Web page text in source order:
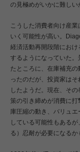
の見極めがいかに難しい
こうした消費者向け産
いく可能性が高い。
経済活動再開段階にお
するようになっていた
たところに、在庫補充
ったのだが、投資家は
したようだ。現在、そ
策の引き締めが消費に
庫圧縮の動き、バリュ
している可能性もある
る）忍耐が必要になるか